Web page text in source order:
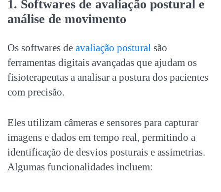
1. Softwares de avaliação postural e
análise de movimento
Os softwares de avaliação postural são
ferramentas digitais avançadas que ajudam os
fisioterapeutas a analisar a postura dos pacientes
com precisão.
Eles utilizam câmeras e sensores para capturar
imagens e dados em tempo real, permitindo a
identificação de desvios posturais e assimetrias.
Algumas funcionalidades incluem: